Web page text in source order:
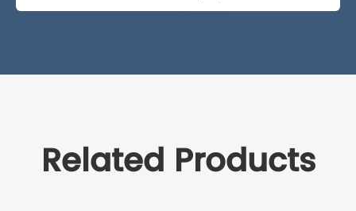
Related Products